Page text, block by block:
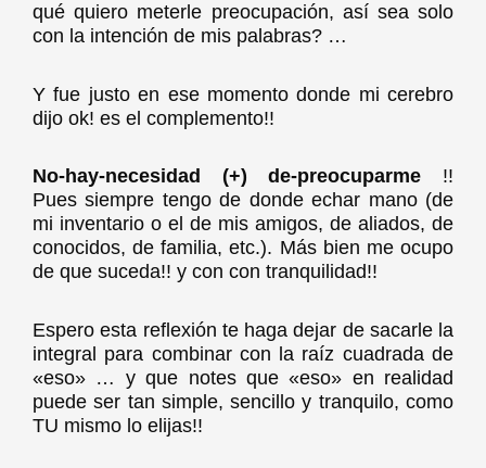
qué quiero meterle preocupación, así sea solo
con la intención de mis palabras? …
Y fue justo en ese momento donde mi cerebro
dijo ok! es el complemento!!
No-hay-necesidad (+) de-preocuparme !!
Pues siempre tengo de donde echar mano (de
mi inventario o el de mis amigos, de aliados, de
conocidos, de familia, etc.). Más bien me ocupo
de que suceda!! y con con tranquilidad!!
Espero esta reflexión te haga dejar de sacarle la
integral para combinar con la raíz cuadrada de
«eso» … y que notes que «eso» en realidad
puede ser tan simple, sencillo y tranquilo, como
TU mismo lo elijas!!